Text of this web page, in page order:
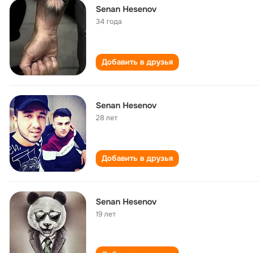
Senan Hesenov
34 года
Добавить в друзья
Senan Hesenov
28 лет
Добавить в друзья
Senan Hesenov
19 лет